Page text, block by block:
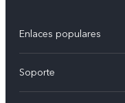
Enlaces populares
Soporte